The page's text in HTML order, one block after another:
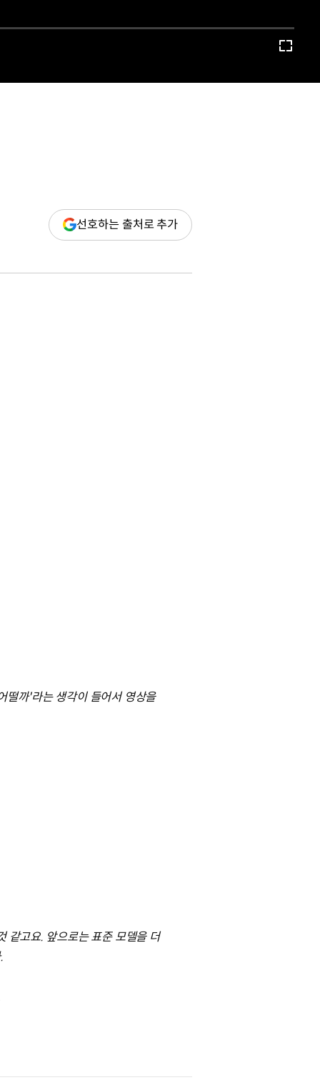
선호하는 출처로 추가(새
창
떨까'라는 생각이 들어서 영상을
같고요. 앞으로는 표준 모델을 더